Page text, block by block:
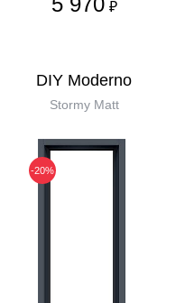
₽
DIY Moderno
Stormy Matt
-20%